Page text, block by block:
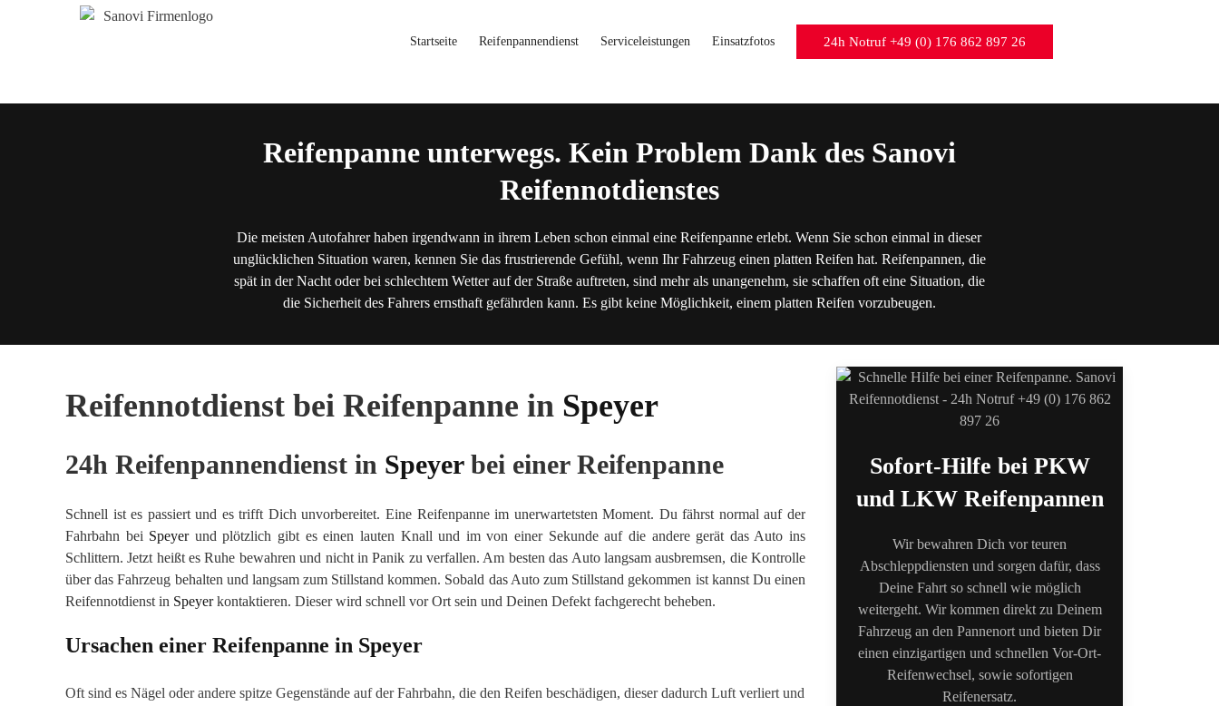
Startseite Reifenpannendienst Serviceleistungen Einsatzfotos 24h Notruf +49 (0) 176 862 897 26
Reifenpanne unterwegs. Kein Problem Dank des Sanovi
Reifennotdienstes
Die meisten Autofahrer haben irgendwann in ihrem Leben schon einmal eine Reifenpanne erlebt. Wenn Sie schon einmal in dieser
unglücklichen Situation waren, kennen Sie das frustrierende Gefühl, wenn Ihr Fahrzeug einen platten Reifen hat. Reifenpannen, die
spät in der Nacht oder bei schlechtem Wetter auf der Straße auftreten, sind mehr als unangenehm, sie schaffen oft eine Situation, die
die Sicherheit des Fahrers ernsthaft gefährden kann. Es gibt keine Möglichkeit, einem platten Reifen vorzubeugen.
Reifennotdienst bei Reifenpanne in Speyer
24h Reifenpannendienst in Speyerbei einer Reifenpanne
Schnell ist es passiert und es trifft Dich unvorbereitet. Eine Reifenpanne im unerwartetsten Moment. Du fährst normal auf der
Fahrbahn bei Speyerund plötzlich gibt es einen lauten Knall und im von einer Sekunde auf die andere gerät das Auto ins
Schlittern. Jetzt heißt es Ruhe bewahren und nicht in Panik zu verfallen. Am besten das Auto langsam ausbremsen, die Kontrolle
über das Fahrzeug behalten und langsam zum Stillstand kommen. Sobald das Auto zum Stillstand gekommen ist kannst Du einen
Reifennotdienst in Speyerkontaktieren. Dieser wird schnell vor Ort sein und Deinen Defekt fachgerecht beheben.
Ursachen einer Reifenpanne in Speyer
Oft sind es Nägel oder andere spitze Gegenstände auf der Fahrbahn, die den Reifen beschädigen, dieser dadurch Luft verliert und
Sofort-Hilfe bei PKW
und LKW Reifenpannen
Wir bewahren Dich vor teuren
Abschleppdiensten und sorgen dafür, dass
Deine Fahrt so schnell wie möglich
weitergeht. Wir kommen direkt zu Deinem
Fahrzeug an den Pannenort und bieten Dir
einen einzigartigen und schnellen Vor-Ort-
Reifenwechsel, sowie sofortigen
Reifenersatz.